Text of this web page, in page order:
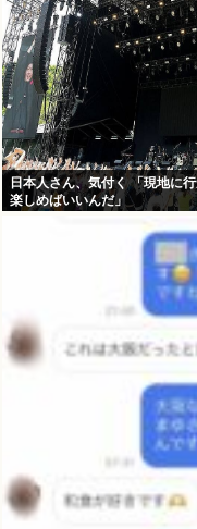
日本人さん、気付く 「現地に
楽しめばいいんだ」